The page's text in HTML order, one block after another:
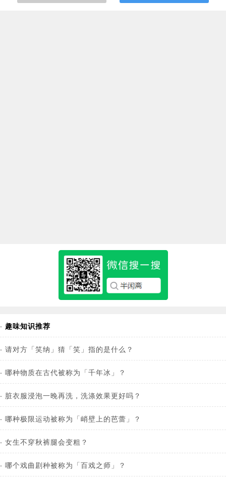
· 趣味知识推荐
· 请对方「笑纳」猜「笑」指的是什么？
· 哪种物质在古代被称为「千年冰」？
· 脏衣服浸泡一晚再洗，洗涤效果更好吗？
· 哪种极限运动被称为「峭壁上的芭蕾」？
· 女生不穿秋裤腿会变粗？
· 哪个戏曲剧种被称为「百戏之师」？